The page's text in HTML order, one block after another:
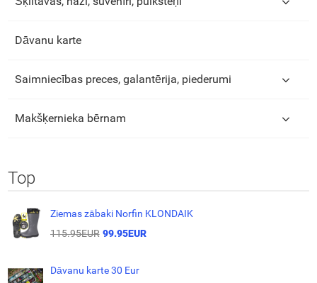
Dāvanu karte
Saimniecības preces, galantērija, piederumi
Makšķernieka bērnam
Top
Ziemas zābaki Norfin KLONDAIK
115.95EUR 99.95EUR
Dāvanu karte 30 Eur